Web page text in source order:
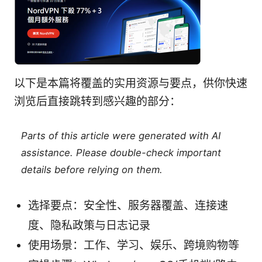
以下是本篇将覆盖的实用资源与要点，供你快速
浏览后直接跳转到感兴趣的部分：
Parts of this article were generated with AI
assistance. Please double-check important
details before relying on them.
选择要点：安全性、服务器覆盖、连接速
度、隐私政策与日志记录
使用场景：工作、学习、娱乐、跨境购物等